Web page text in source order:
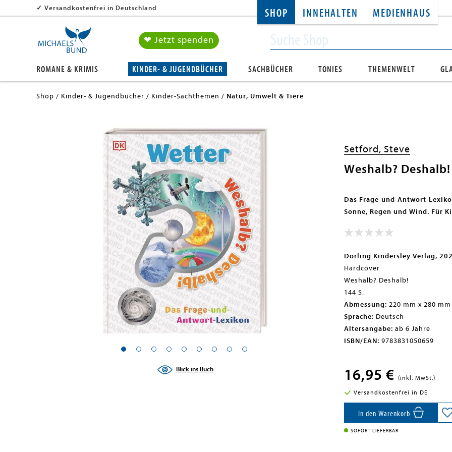
SHOP INNEHALTEN MEDIENHAUS
✓ Versandkostenfrei in Deutschland
❤ Jetzt spenden
ROMANE & KRIMIS KINDER- & JUGENDBÜCHER SACHBÜCHER TONIES THEMENWELT
Shop Kinder- & Jugendbücher Kinder-Sachthemen Natur, Umwelt & Tiere
Blick ins Buch
Setford, Steve
Weshalb?
Das Frage-und-Antwort-
Sonne, Regen und Wind. Für
Dorling Kindersley Verlag,
Hardcover
Weshalb? Deshalb!
144 S.
Abmessung: 220 mm x 280
Sprache: Deutsch
Altersangabe: ab 6 Jahre
ISBN/EAN: 9783831050659
16,95 € (inkl. MwSt.)
Versandkostenfrei in DE
In den Warenkorb
SOFORT LIEFERBAR